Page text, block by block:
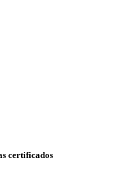
certificados